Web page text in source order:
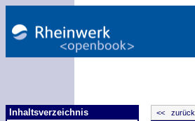
Inhaltsverzeichnis << zurück